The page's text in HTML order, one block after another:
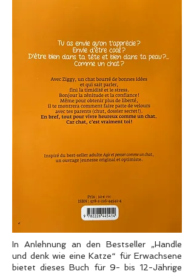
In Anlehnung an den Bestseller „Handle
und denk wie eine Katze“ für Erwachsene
bietet dieses Buch für 9- bis 12-Jährige